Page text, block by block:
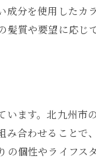
分を使用したカ
質や要望に応じ
ます。北九州市
合わせることで
個性やライフス